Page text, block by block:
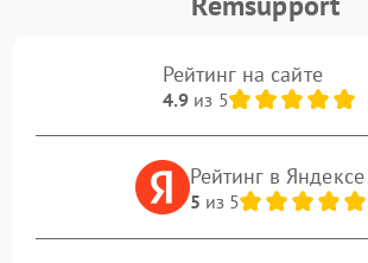
Рейтинг на сайте
4.9из 5
Рейтинг в Яндексе
5 из 5